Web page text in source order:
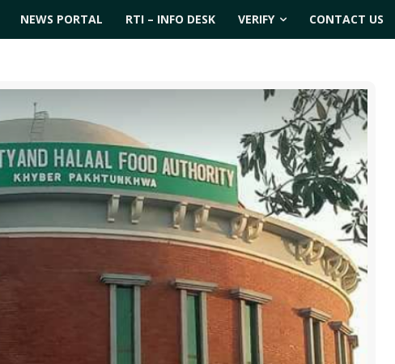
NEWS PORTAL RTI – INFO DESK VERIFY CONTACT US